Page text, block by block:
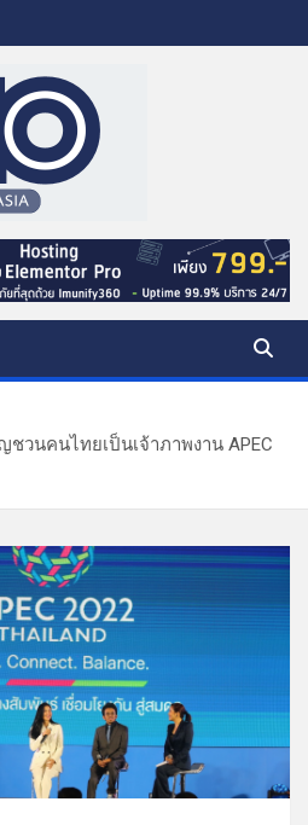
ชวนคนไทยเป็นเจ้าภาพงาน APEC